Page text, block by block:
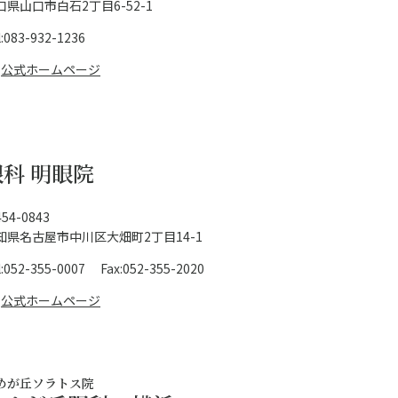
県山口市白石2丁目6-52-1
932-1236
公式ホームページ
明眼院
0843
県名古屋市中川区大畑町2丁目14-1
355-0007 Fax:052-355-2020
公式ホームページ
が丘ソラトス院